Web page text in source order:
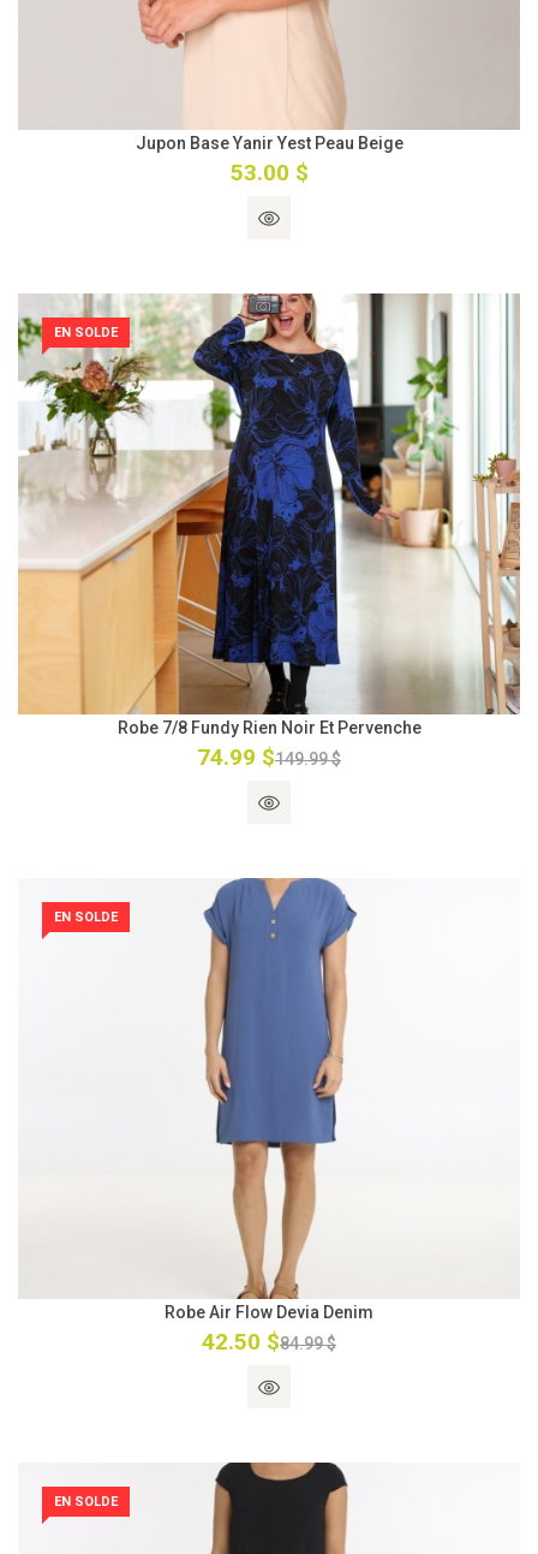
Jupon Base Yanir Yest Peau Beige
53.00 $
EN SOLDE
Robe 7/8 Fundy Rien Noir Et Pervenche
74.99 $149.99 $
EN SOLDE
Robe Air Flow Devia Denim
42.50 $84.99 $
EN SOLDE